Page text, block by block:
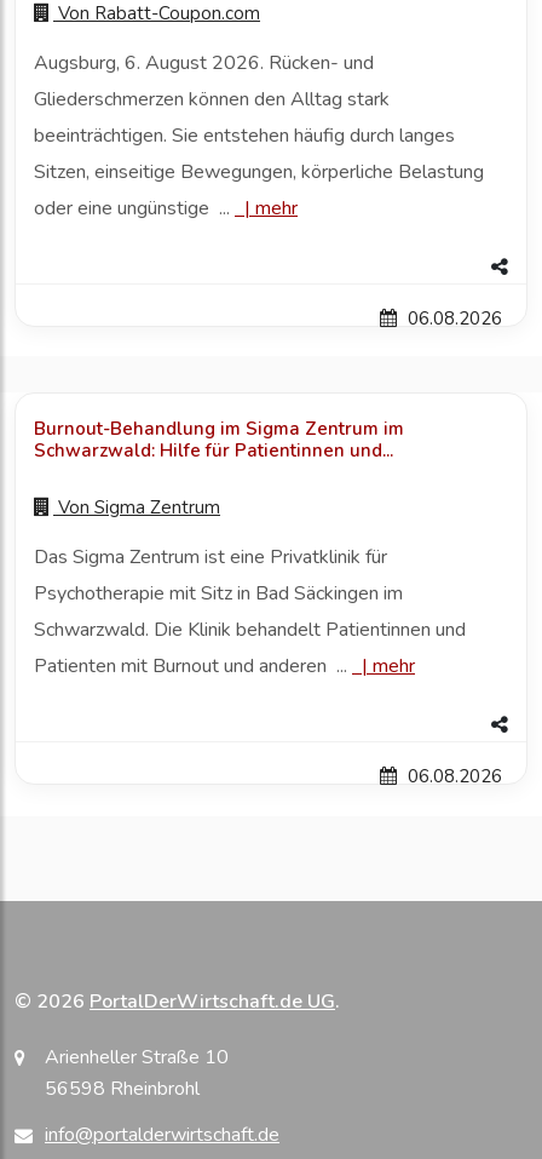
Von Rabatt-Coupon.com
Augsburg, 6. August 2026. Rücken- und
Gliederschmerzen können den Alltag stark
beeinträchtigen. Sie entstehen häufig durch langes
Sitzen, einseitige Bewegungen, körperliche Belastung
oder eine ungünstige ...
| mehr
06.08.2026
Burnout-Behandlung im Sigma Zentrum im
Schwarzwald: Hilfe für Patientinnen und...
Von Sigma Zentrum
Das Sigma Zentrum ist eine Privatklinik für
Psychotherapie mit Sitz in Bad Säckingen im
Schwarzwald. Die Klinik behandelt Patientinnen und
Patienten mit Burnout und anderen ...
| mehr
06.08.2026
© 2026 PortalDerWirtschaft.de UG.
Arienheller Straße 10
56598 Rheinbrohl
info@portalderwirtschaft.de